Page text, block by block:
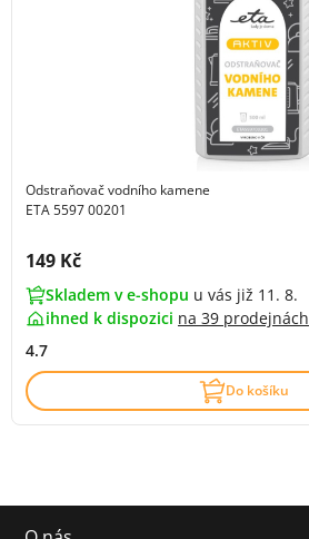
Odstraňovač vodního kamene
ETA 5597 00201
Cena s DPH:
149 Kč
Skladem v e-shopu u vás již 11. 8.
ihned k dispozici na 39 prodejnách
4.7
Do košíku